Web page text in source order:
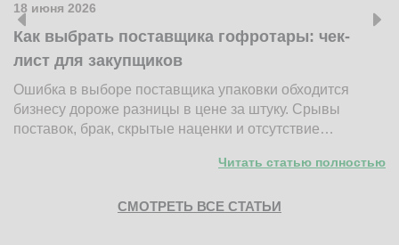
18 июня 2026
Как выбрать поставщика гофротары: чек-
лист для закупщиков
Ошибка в выборе поставщика упаковки обходится
бизнесу дороже разницы в цене за штуку. Срывы
поставок, брак, скрытые наценки и отсутствие…
Читать статью полностью
СМОТРЕТЬ ВСЕ СТАТЬИ